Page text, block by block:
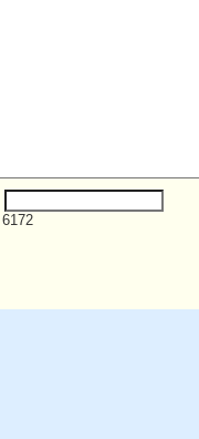
6172